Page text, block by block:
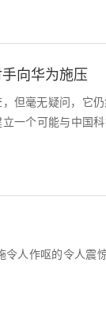
向华为施压
但毫无疑问，它
一个可能与中国
令人作呕的令人震